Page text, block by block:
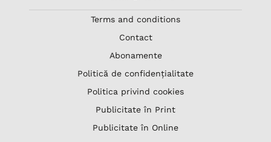
Terms and conditions
Contact
Abonamente
Politică de confidențialitate
Politica privind cookies
Publicitate în Print
Publicitate în Online